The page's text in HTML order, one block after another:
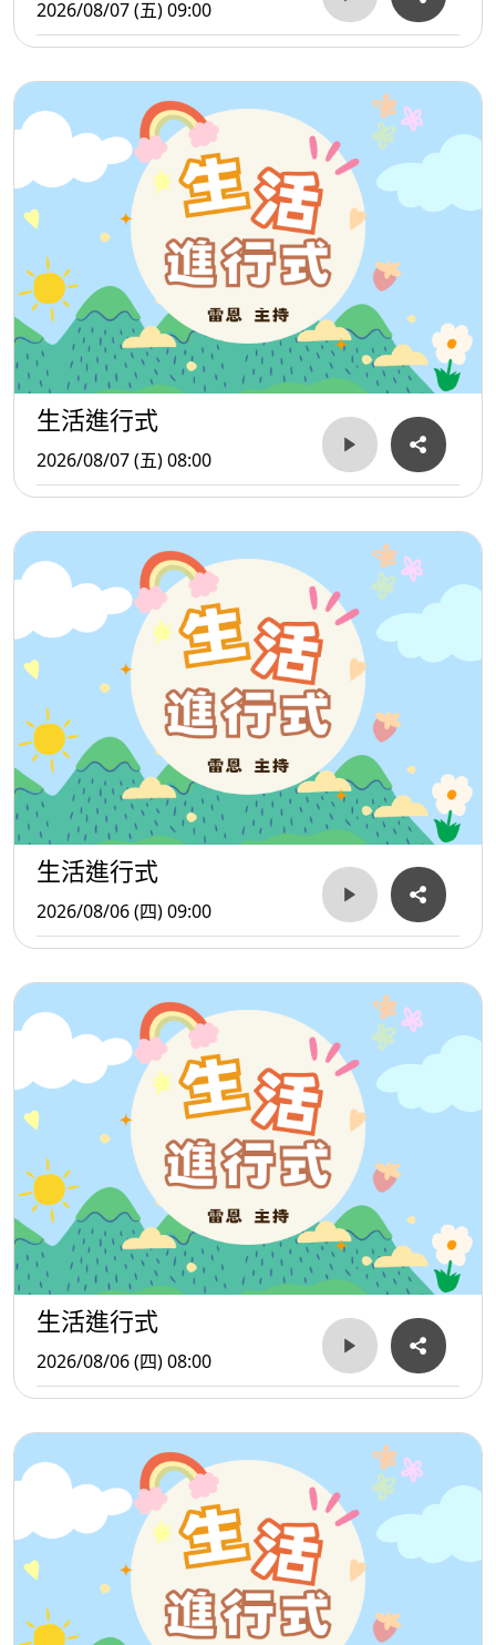
它們不只是不同年代的經典旋律，更承載著無數人的回憶與
情感，在歲月流轉之中持續感動著每一位聽眾。
2026/08/07 (五) 09:00
生活進行式
2026/08/07 (五) 08:00
生活進行式
2026/08/06 (四) 09:00
生活進行式
2026/08/06 (四) 08:00